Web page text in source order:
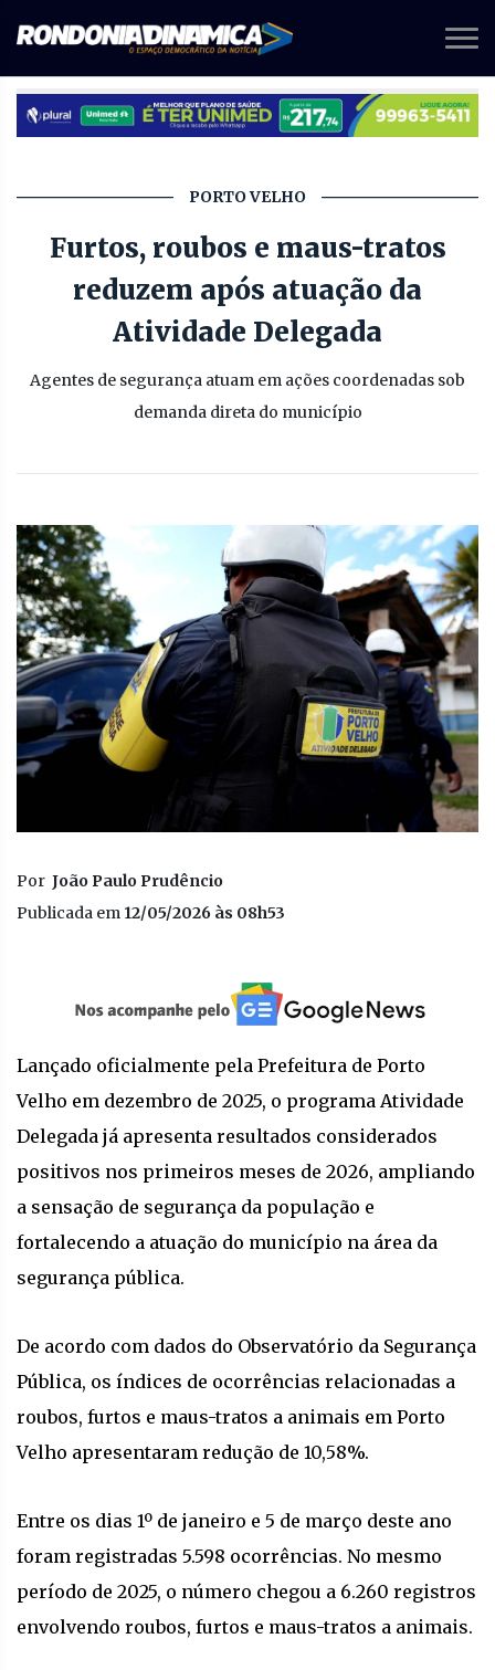
PORTO VELHO
Furtos, roubos e maus-tratos
reduzem após atuação da
Atividade Delegada
Agentes de segurança atuam em ações coordenadas sob
demanda direta do município
Por João Paulo Prudêncio
Publicada em 12/05/2026 às 08h53
Lançado oficialmente pela Prefeitura de Porto
Velho em dezembro de 2025, o programa Atividade
Delegada já apresenta resultados considerados
positivos nos primeiros meses de 2026, ampliando
a sensação de segurança da população e
fortalecendo a atuação do município na área da
segurança pública.
De acordo com dados do Observatório da Segurança
Pública, os índices de ocorrências relacionadas a
roubos, furtos e maus-tratos a animais em Porto
Velho apresentaram redução de 10,58%.
Entre os dias 1º de janeiro e 5 de março deste ano
foram registradas 5.598 ocorrências. No mesmo
período de 2025, o número chegou a 6.260 registros
envolvendo roubos, furtos e maus-tratos a animais.